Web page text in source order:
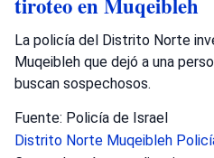
La policía del Distrito Norte
Muqeibleh que dejó a una
buscan sospechosos.
Fuente: Policía de Israel
Distrito Norte Muqeibleh